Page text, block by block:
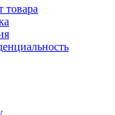
товара